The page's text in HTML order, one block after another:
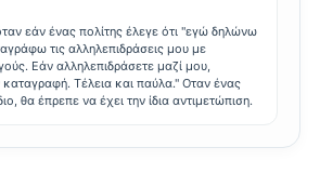
εάν ένας πολίτης έλεγε ότι "εγώ δηλώνω
τις αλληλεπιδράσεις μου με
Εάν αλληλεπιδράσετε μαζί μου,
Τέλεια και παύλα." Οταν ένας
θα έπρεπε να έχει την ίδια αντιμετώπιση.